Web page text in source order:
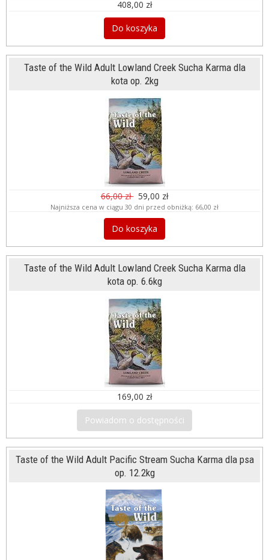
408,00 zł
Do koszyka
Taste of the Wild Adult Lowland Creek Sucha Karma dla
kota op. 2kg
66,00 zł 59,00 zł
Najniższa cena w ciągu 30 dni przed obniżką: 66,00 zł
Do koszyka
Taste of the Wild Adult Lowland Creek Sucha Karma dla
kota op. 6.6kg
169,00 zł
Powiadom o dostępności
Taste of the Wild Adult Pacific Stream Sucha Karma dla psa
op. 12.2kg